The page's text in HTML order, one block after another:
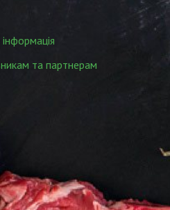
та партнерам